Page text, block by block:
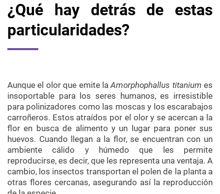
¿Qué hay detrás de estas
particularidades?
Aunque el olor que emite laAmorphophallus titanium es
insoportable para los seres humanos, es irresistible
para polinizadores como las moscas y los escarabajos
carroñeros. Estos atraídos por el olor y se acercan a la
flor en busca de alimento y un lugar para poner sus
huevos. Cuando llegan a la flor, se encuentran con un
ambiente cálido y húmedo que les permite
reproducirse, es decir, que les representa una ventaja. A
cambio, los insectos transportan el polen de la planta a
otras flores cercanas, asegurando así la reproducción